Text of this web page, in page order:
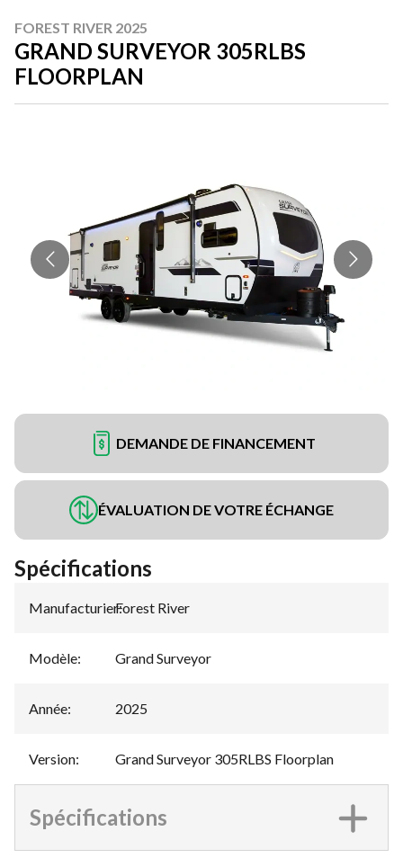
FOREST RIVER 2025
GRAND SURVEYOR 305RLBS
FLOORPLAN
DEMANDE DE FINANCEMENT
ÉVALUATION DE VOTRE ÉCHANGE
Spécifications
Manufacturier:
Forest River
Modèle: Grand Surveyor
Année: 2025
Version: Grand Surveyor 305RLBS Floorplan
Spécifications